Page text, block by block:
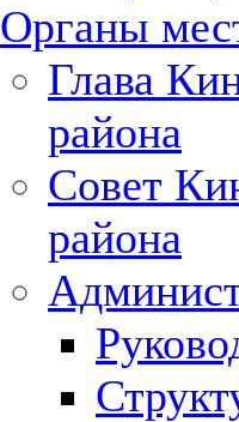
Органы
Глава
района
Совет
района